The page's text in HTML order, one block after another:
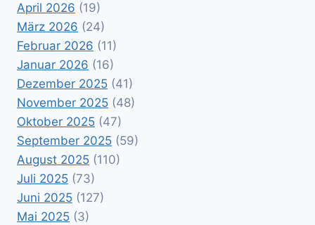
April 2026 (19)
März 2026 (24)
Februar 2026 (11)
Januar 2026 (16)
Dezember 2025 (41)
November 2025 (48)
Oktober 2025 (47)
September 2025 (59)
August 2025 (110)
Juli 2025 (73)
Juni 2025 (127)
Mai 2025 (3)